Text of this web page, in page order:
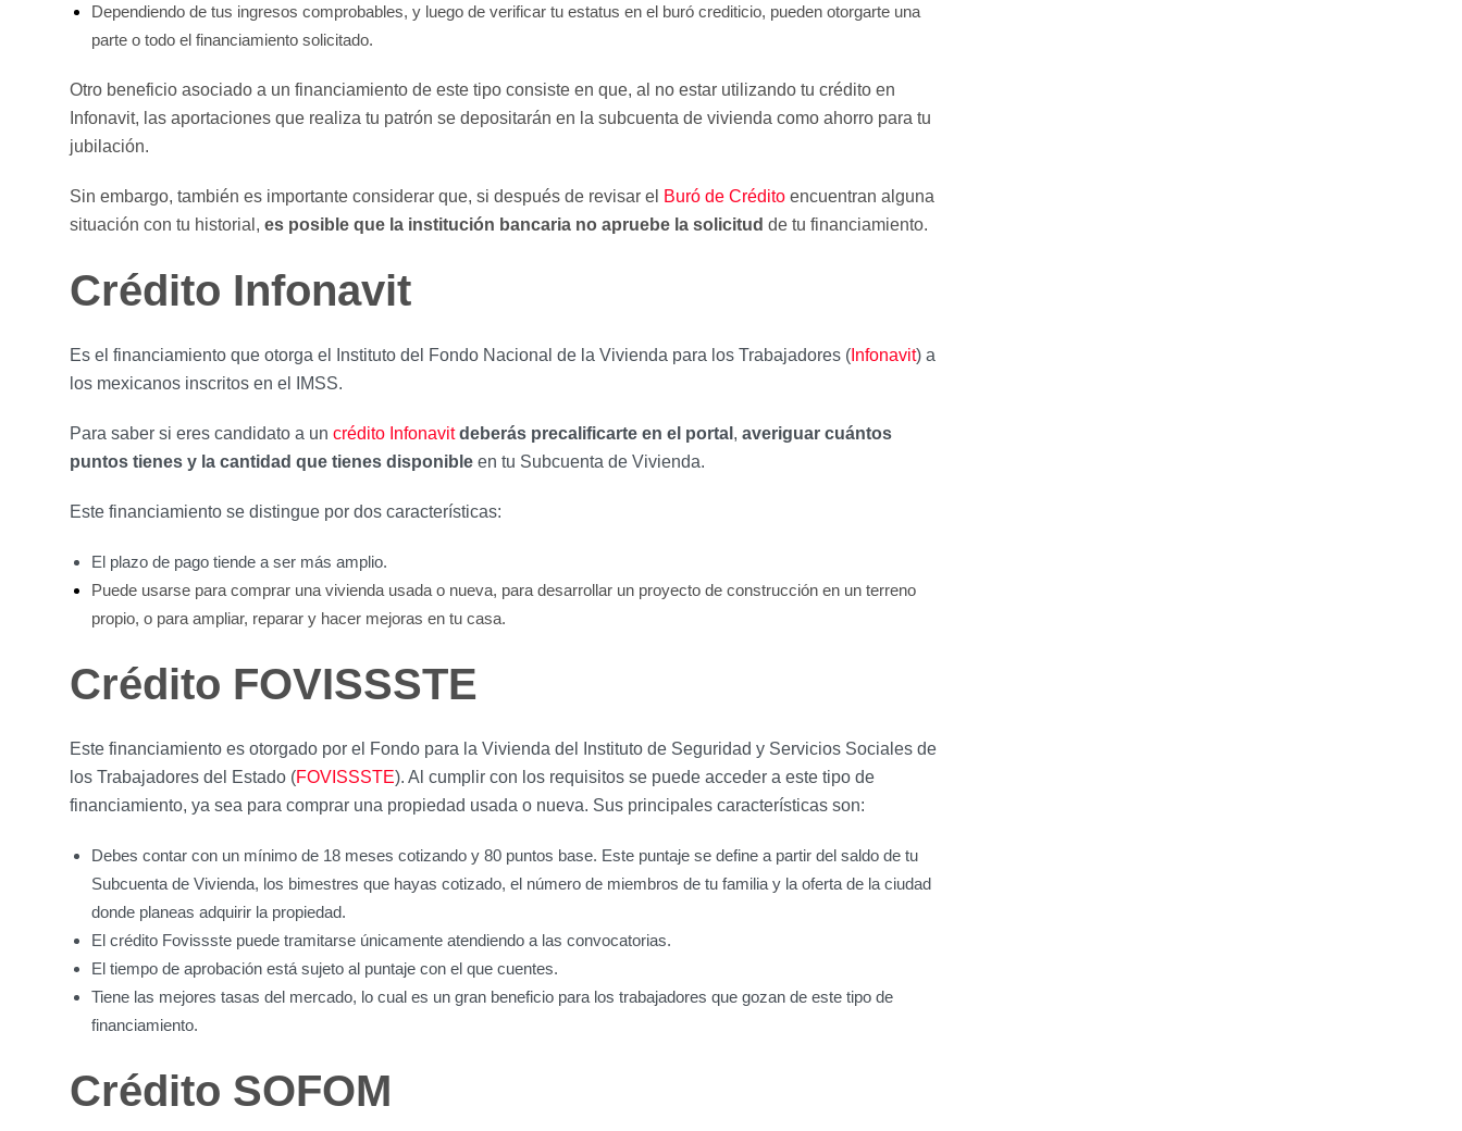
Dependiendo de tus ingresos comprobables, y luego de verificar tu estatus en el buró crediticio, pueden otorgarte una
parte o todo el financiamiento solicitado.
Otro beneficio asociado a un financiamiento de este tipo consiste en que, al no estar utilizando tu crédito en
Infonavit, las aportaciones que realiza tu patrón se depositarán en la subcuenta de vivienda como ahorro para tu
jubilación.
Sin embargo, también es importante considerar que, si después de revisar el Buró de Crédito encuentran alguna
situación con tu historial, es posible que la institución bancaria no apruebe la solicitud de tu financiamiento.
Crédito Infonavit
Es el financiamiento que otorga el Instituto del Fondo Nacional de la Vivienda para los Trabajadores ( Infonavit) a
los mexicanos inscritos en el IMSS.
Para saber si eres candidato a un crédito Infonavit deberás precalificarte en el portal , averiguar cuántos
puntos tienes y la cantidad que tienes disponible en tu Subcuenta de Vivienda.
Este financiamiento se distingue por dos características:
El plazo de pago tiende a ser más amplio.
Puede usarse para comprar una vivienda usada o nueva, para desarrollar un proyecto de construcción en un terreno
propio, o para ampliar, reparar y hacer mejoras en tu casa.
Crédito FOVISSSTE
Este financiamiento es otorgado por el Fondo para la Vivienda del Instituto de Seguridad y Servicios Sociales de
los Trabajadores del Estado (FOVISSSTE). Al cumplir con los requisitos se puede acceder a este tipo de
financiamiento, ya sea para comprar una propiedad usada o nueva. Sus principales características son:
Debes contar con un mínimo de 18 meses cotizando y 80 puntos base. Este puntaje se define a partir del saldo de tu
Subcuenta de Vivienda, los bimestres que hayas cotizado, el número de miembros de tu familia y la oferta de la ciudad
donde planeas adquirir la propiedad.
El crédito Fovissste puede tramitarse únicamente atendiendo a las convocatorias.
El tiempo de aprobación está sujeto al puntaje con el que cuentes.
Tiene las mejores tasas del mercado, lo cual es un gran beneficio para los trabajadores que gozan de este tipo de
financiamiento.
Crédito SOFOM